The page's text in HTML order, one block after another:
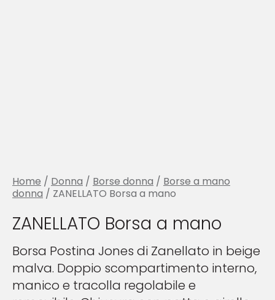
Home / Donna / Borse donna / Borse a mano
donna / ZANELLATO Borsa a mano
ZANELLATO Borsa a mano
Borsa Postina Jones di Zanellato in beige
malva. Doppio scompartimento interno,
manico e tracolla regolabile e